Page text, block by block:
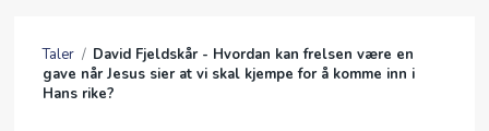
GI
Taler / David Fjeldskår - Hvordan kan frelsen være en
gave når Jesus sier at vi skal kjempe for å komme inn i
Hans rike?